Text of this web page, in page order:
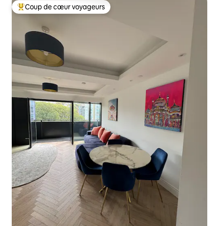
Coups de cœur voyageurs les plus appréciés
Coup de cœur voyageurs